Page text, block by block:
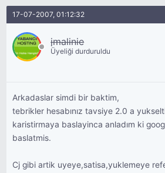
17-07-2007, 01:12:32
jmalinie
Üyeliği durduruldu
Arkadaslar simdi bir baktim,
tebrikler hesabınız tavsiye 2.0 a
karistirmaya baslayinca anladım ki
baslatmis.
Cj gibi artik uyeye,satisa,yuklemeye